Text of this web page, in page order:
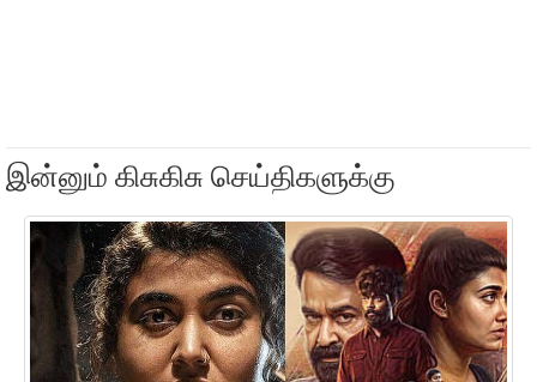
இன்னும் கிசுகிசு செய்திகளுக்கு